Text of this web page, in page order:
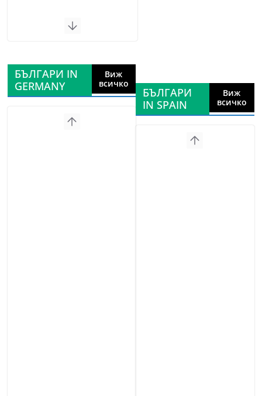
БЪЛГАРИ IN
GERMANY
Виж
всичко
БЪЛГАРИ
IN SPAIN
Виж
всичко